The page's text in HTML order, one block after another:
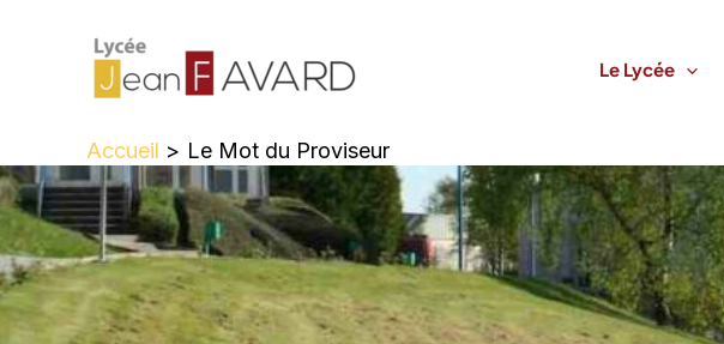
Le Lycée
Accueil Le Mot du Proviseur